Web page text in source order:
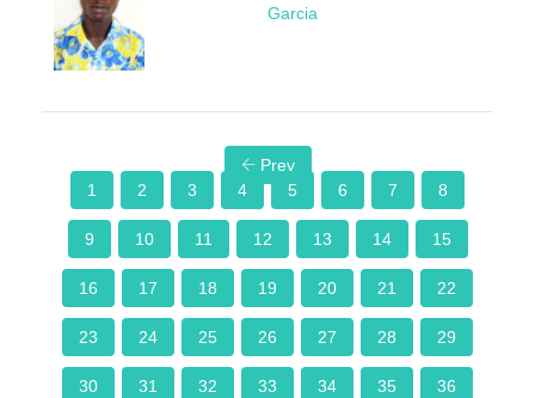
Garcia
Prev
1
2 3 4 5 6 7 8
9 10 11 12 13 14 15
16 17 18 19 20 21 22
23 24 25 26 27 28 29
30 31 32 33 34 35 36